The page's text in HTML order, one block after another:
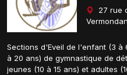
27 rue
Sections d'Eveil de l'enfant (3 à
à 20 ans) de gymnastique de
jeunes (10 à 15 ans) et adultes